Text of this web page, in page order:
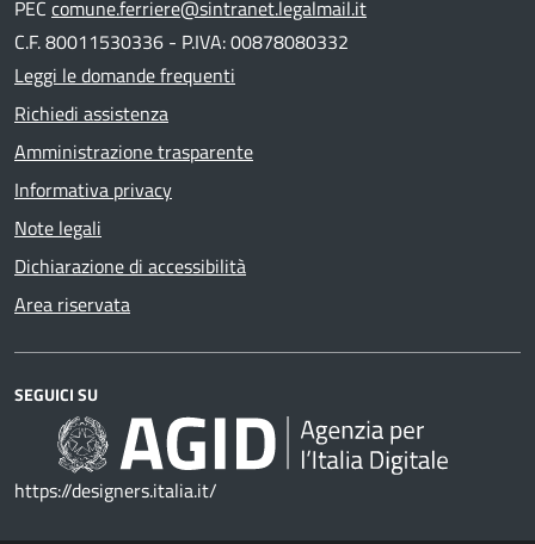
PEC comune.ferriere@sintranet.legalmail.it
C.F. 80011530336 - P.IVA: 00878080332
Leggi le domande frequenti
Richiedi assistenza
Amministrazione trasparente
Informativa privacy
Note legali
Dichiarazione di accessibilità
Area riservata
SEGUICI SU
https://designers.italia.it/